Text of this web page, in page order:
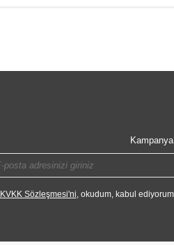
KVKK Sözleşmesi'ni , okudum, kabul ediyorum.